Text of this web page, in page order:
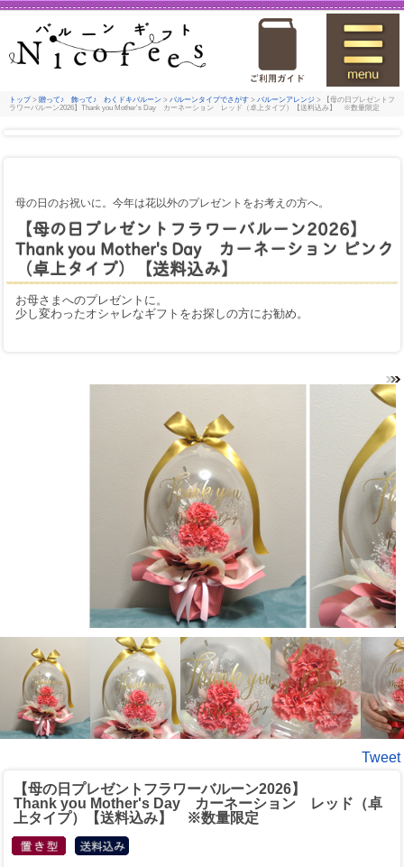
トップ > 贈って♪ 飾って♪ わくドキバルーン > バルーンタイプでさがす > バルーンアレンジ > 【母の日プレゼントフ
ラワーバルーン2026】Thank you Mother's Day カーネーション レッド（卓上タイプ）【送料込み】 ※数量限定
母の日のお祝いに。今年は花以外のプレゼントをお考えの方へ。
【母の日プレゼントフラワーバルーン2026】
Thank you Mother's Day カーネーション ピンク
（卓上タイプ）【送料込み】
お母さまへのプレゼントに。
少し変わったオシャレなギフトをお探しの方にお勧め。
Tweet
【母の日プレゼントフラワーバルーン2026】
Thank you Mother's Day カーネーション レッド（卓
上タイプ）【送料込み】 ※数量限定